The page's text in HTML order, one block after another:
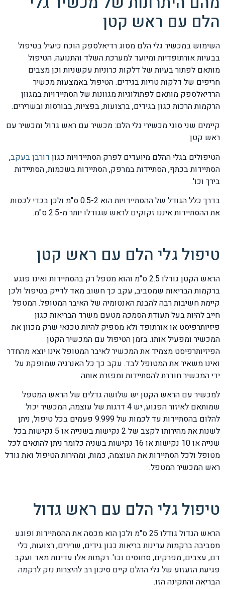
הלם עם ראש קטן
השימוש במכשיר גלי הלם מסוג רדיאלספק הוכח כיעיל בטיפול
בבעיות אורתופדיות ומיועד למערכת השלד והתנועה. הטיפול
מותאם לפתור בעיות של דלקות כרוניות עקשניות וכן מצבים
חריפים של דלקות טריות בגידים. הטיפול באמצעות מכשיר
הרדיאלספק מותאם לפתולוגיות מגוונות של הסתיידויות במגוון
הרקמות הרכות כגון בגידים, ברצועות, בפציות, בבורסות ובשרירים.
קיימים שני סוגי מכשירי גלי הלם: מכשיר עם ראש גדול ומכשיר עם
ראש קטן.
הטיפולים בגלי ההלם מיועדים לפרק הסתיידויות כגון דורבן בעקב,
הסתיידות בכתף, הסתיידות במרפק, הסתיידות בשכמות, הסתיידות
בירך וכו'.
בדרך כלל הגודל של ההסתיידויות הוא 0.5-2 ס"מ ולכן בכדי לכסות
את ההסתיידות איננו זקוקים לראש שגודלו יותר מ-2.5 ס"מ.
טיפול גלי הלם עם ראש קטן
הראש הקטן גודלו 2.5 ס"מ והוא מטפל רק בהסתיידות ואינו פוגע
ברקמות הבריאות שמסביב, עקב כך חשוב מאד לדייק בטיפול ולכן
קיימת חשיבות רבה להבנת האנטומיה של האיבר המטופל. המטפל
חייב להיות בעל תעודת הסמכה מטעם משרד הבריאות כגון
פיזיותרפיסט או אורתופד ולא מספיק להיות טכנאי שרק מכוון את
המכשיר ומפעיל אותו. בזמן הטיפול עם המכשיר הקטן
הפיזיותרפיסט מצמיד את המכשיר לאיבר המטופל אינו יוצא מהחדר
ואינו משאיר את המטופל לבד. עקב כך כל האנרגיה שמופקת על
ידי המכשיר חודרת להסתיידות ומפזרת אותה.
למכשיר עם הראש הקטן יש שלושה גדלים של הראש המטפל
שמותאם לאיזור הפגוע, יש 4 דרגות של עוצמה, המכשיר יכול
להלום בהסתיידות עד לכמות של 9.999 פעמים בכל טיפול, ניתן
לשנות את מהירותו לקצב של 2 נקישות בשנייה או 5 נקישות בכל
שנייה או 10 נקישות או 16 נקישות בשניה כלומר ניתן להתאים לכל
מטופל ולכל הסתיידות את העוצמה, כמות, ומהירות הטיפול ואת גודל
ראש המכשיר המטפל.
טיפול גלי הלם עם ראש גדול
הראש הגדול גודלו 25 ס"מ ולכן הוא מכסה את ההסתיידות ופוגע
מסביבה ברקמות עדינות בריאות כגון גידים, שרירים, רצועות, כלי
דם, עצבים, מפרקים, סחוסים וכו'. רקמות אלו עדינות מאד ועקב
פגיעת הזעזוע של גלי ההלם קיים סיכון רב להיצרות נזק לרקמה
הבריאה והתקינה הזו.